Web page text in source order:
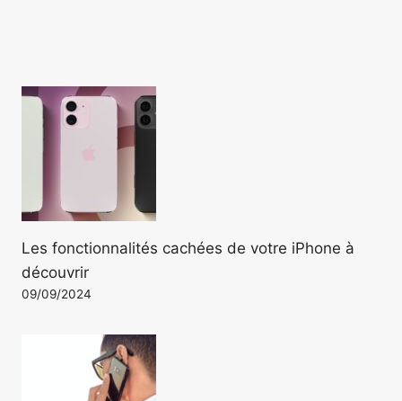
Les fonctionnalités cachées de votre iPhone à
découvrir
09/09/2024